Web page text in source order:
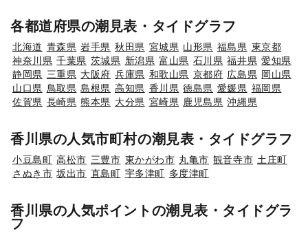
各都道府県の潮見表・タイドグラフ
北海道 青森県 岩手県 秋田県 宮城県 山形県 福島県 東京都
神奈川県 千葉県 茨城県 新潟県 富山県 石川県 福井県 愛知県
静岡県 三重県 大阪府 兵庫県 和歌山県 京都府 広島県 岡山県
山口県 鳥取県 島根県 高知県 香川県 徳島県 愛媛県 福岡県
佐賀県 長崎県 熊本県 大分県 宮崎県 鹿児島県 沖縄県
香川県の人気市町村の潮見表・タイドグラフ
小豆島町 高松市 三豊市 東かがわ市 丸亀市 観音寺市 土庄町
さぬき市 坂出市 直島町 宇多津町 多度津町
香川県の人気ポイントの潮見表・タイドグラ
フ